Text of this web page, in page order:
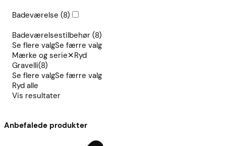
Badeværelse (8)
Badeværelsestilbehør (8)
Se flere valgSe færre valg
Mærke og serie✕Ryd
Gravelli(8)
Se flere valgSe færre valg
Ryd alle
Vis resultater
Anbefalede produkter